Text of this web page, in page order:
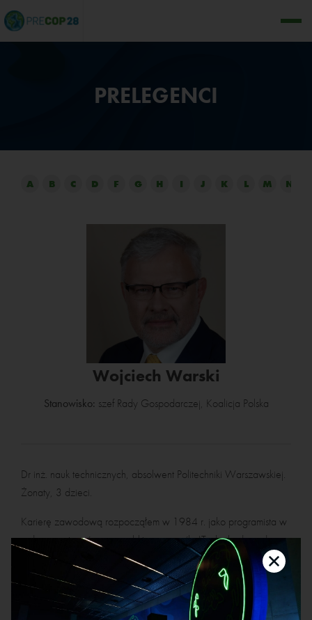
PRELEGENCI
A B C D F G H I J K L M N
Wojciech Warski
Stanowisko: szef Rady Gospodarczej, Koalicja Polska
Dr inż. nauk technicznych, absolwent Politechniki Warszawskiej.
Żonaty, 3 dzieci.
Karierę zawodową rozpocząłem w 1984 r. jako programista w
rodzącym się wówczas polskim przemyśle IT, dochodząc do
pozycji szefa działu rozwoju firmy. W 1990 założyłem własną
firmę informatyczną, przekształconą w 2007 r. w spółkę akcyjną
Softex Data SA. Firma była nagrodzona tytułem „Mazowieckiej
Firmy Roku 2003”, złotą statuetką „Lidera Polskiego Biznesu